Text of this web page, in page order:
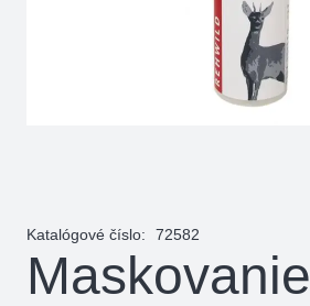
Katalógové číslo: 72582
Maskovanie